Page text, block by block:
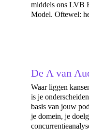
middels ons LVB
Model. Oftewel:
De A van
Waar liggen
is je
basis van jouw
je domein, je